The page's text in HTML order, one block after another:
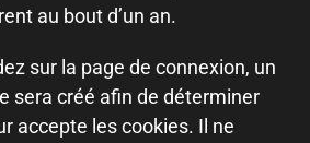
au bout d’un an.
sur la page de connexion, un
sera créé afin de déterminer
accepte les cookies. Il ne